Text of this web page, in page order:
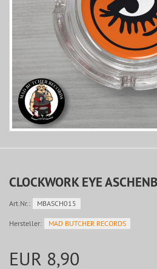
CLOCKWORK EYE
Art.Nr.: MBASCH015
Hersteller: MAD BUTCHER RECORDS
EUR 8,90